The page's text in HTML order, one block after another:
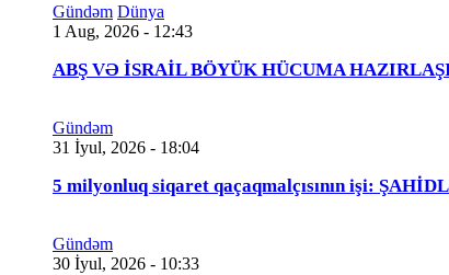
Gündəm Dünya
1 Aug, 2026 - 12:43
ABŞ VƏ İSRAİL BÖYÜK HÜCUMA
Gündəm
31 İyul, 2026 - 18:04
5 milyonluq siqaret qaçaqmalçısının işi:
Gündəm
30 İyul, 2026 - 10:33